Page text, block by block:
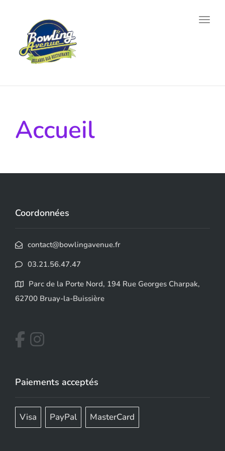
Accueil
Coordonnées
contact@bowlingavenue.fr
03.21.56.47.47
Parc de la Porte Nord, 194 Rue Georges Charpak,
62700 Bruay-la-Buissière
Paiements acceptés
Visa PayPal MasterCard